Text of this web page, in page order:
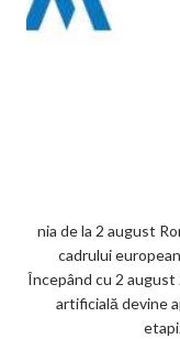
nia de la 2 august
cadrului
Începând cu 2 august
artificială devine